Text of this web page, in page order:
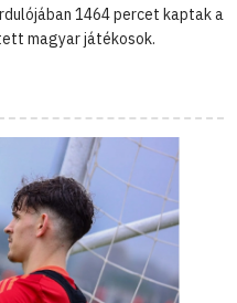
1464 percet kaptak a
magyar játékosok.